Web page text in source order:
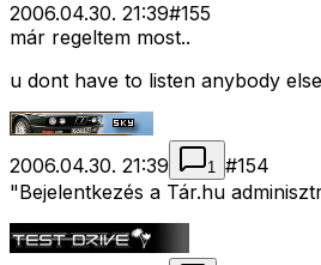
2006.04.30. 21:39#155
már regeltem most..
u dont have to listen anybody
2006.04.30. 21:39 1 #154
"Bejelentkezés a Tár.hu